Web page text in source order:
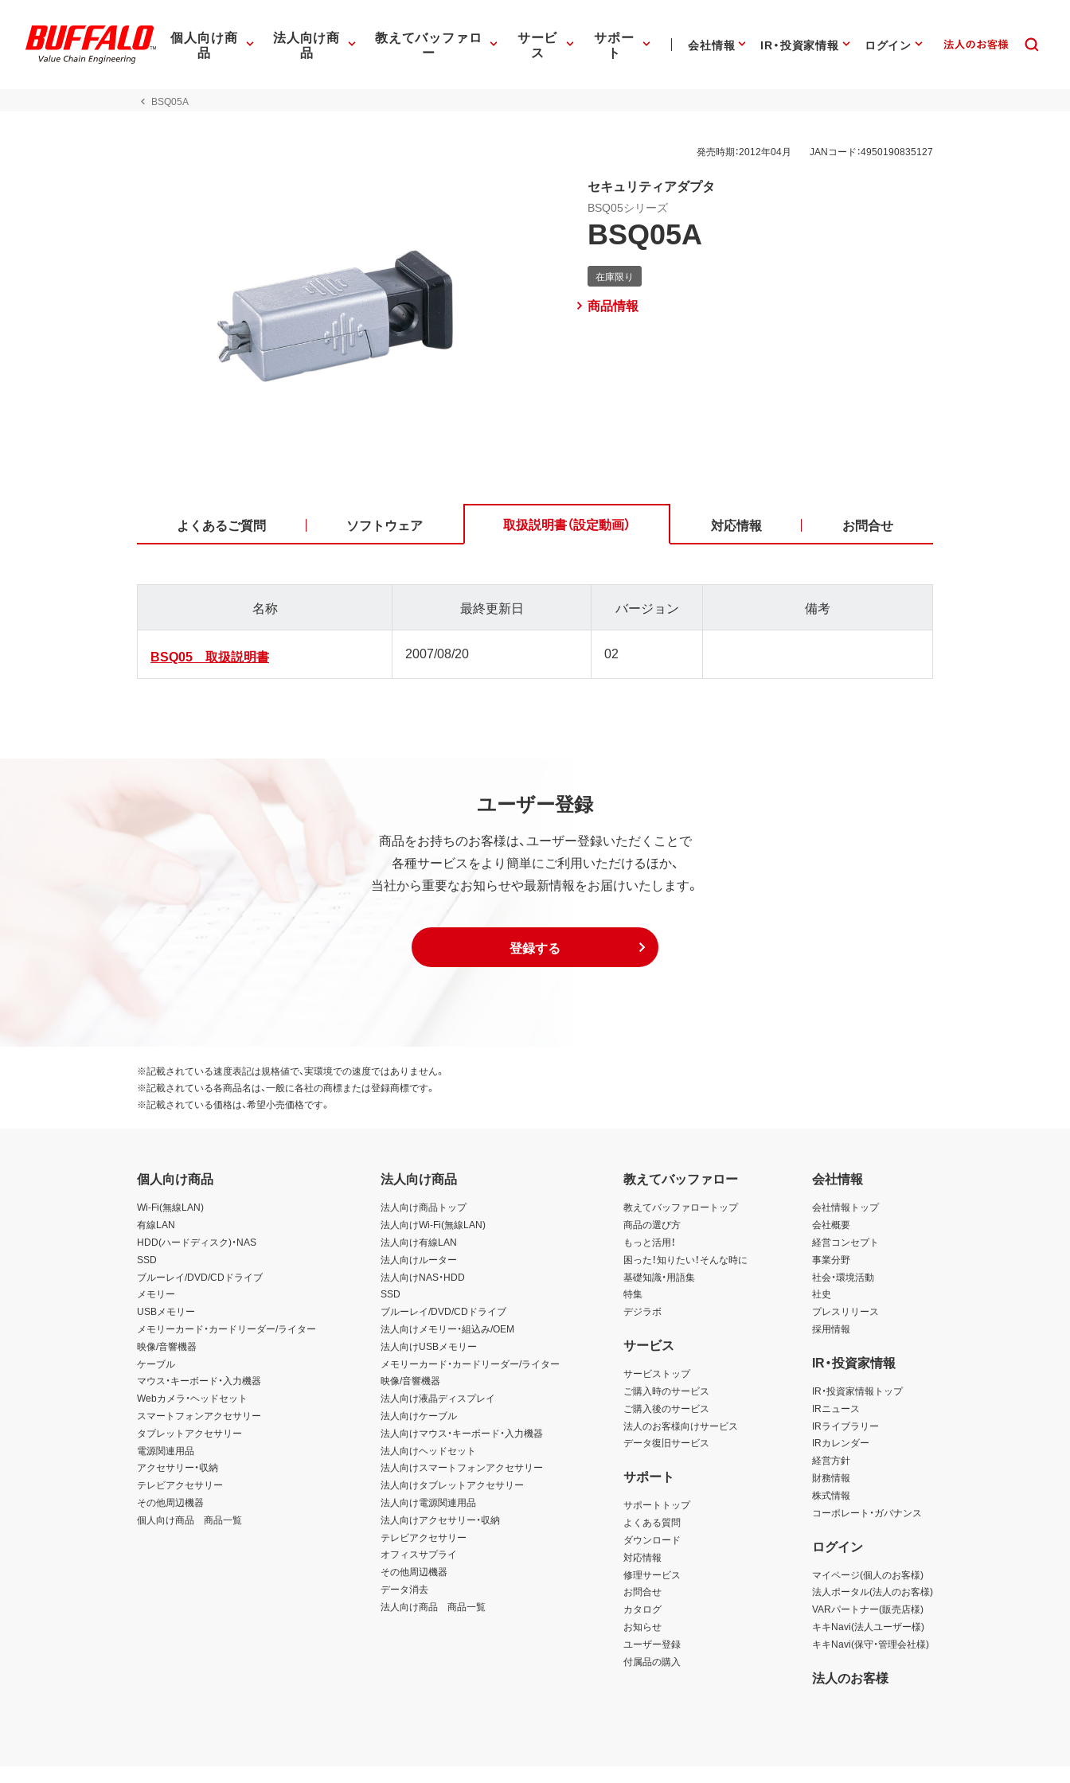
個人向け商
品
法人向け商
品
教えてバッファロ
ー
サービ
ス
サポー
ト 会社情報 IR・投資家情報 ログイン
BSQ05A
発売時期：2012年04月 JANコード：4950190835127
セキュリティアダプタ
BSQ05シリーズ
BSQ05A
商品情報
よくあるご質問 ソフトウェア 取扱説明書（設定動画） 対応情報 お問合せ
名称 最終更新日 バージョン 備考
BSQ05 取扱説明書 2007/08/20 02
ユーザー登録
商品をお持ちのお客様は、ユーザー登録いただくことで
各種サービスをより簡単にご利用いただけるほか、
当社から重要なお知らせや最新情報をお届けいたします。
登録する
※記載されている速度表記は規格値で、実環境での速度ではありません。
※記載されている各商品名は、一般に各社の商標または登録商標です。
※記載されている価格は、希望小売価格です。
個人向け商品
Wi-Fi(無線LAN)
有線LAN
HDD(ハードディスク)・NAS
SSD
ブルーレイ/DVD/CDドライブ
メモリー
USBメモリー
メモリーカード・カードリーダー/ライター
映像/音響機器
ケーブル
マウス・キーボード・入力機器
Webカメラ・ヘッドセット
スマートフォンアクセサリー
タブレットアクセサリー
電源関連用品
アクセサリー・収納
テレビアクセサリー
その他周辺機器
個人向け商品 商品一覧
法人向け商品
法人向け商品トップ
法人向けWi-Fi(無線LAN)
法人向け有線LAN
法人向けルーター
法人向けNAS・HDD
SSD
ブルーレイ/DVD/CDドライブ
法人向けメモリー・組込み/OEM
法人向けUSBメモリー
メモリーカード・カードリーダー/ライター
映像/音響機器
法人向け液晶ディスプレイ
法人向けケーブル
法人向けマウス・キーボード・入力機器
法人向けヘッドセット
法人向けスマートフォンアクセサリー
法人向けタブレットアクセサリー
法人向け電源関連用品
法人向けアクセサリー・収納
テレビアクセサリー
オフィスサプライ
その他周辺機器
データ消去
法人向け商品 商品一覧
教えてバッファロー
教えてバッファロートップ
商品の選び方
もっと活用！
困った！知りたい！そんな時に
基礎知識・用語集
特集
デジラボ
サービス
サービストップ
ご購入時のサービス
ご購入後のサービス
法人のお客様向けサービス
データ復旧サービス
サポート
サポートトップ
よくある質問
ダウンロード
対応情報
修理サービス
お問合せ
カタログ
お知らせ
ユーザー登録
付属品の購入
会社情報
会社情報トップ
会社概要
経営コンセプト
事業分野
社会・環境活動
社史
プレスリリース
採用情報
IR・投資家情報
IR・投資家情報トップ
IRニュース
IRライブラリー
IRカレンダー
経営方針
財務情報
株式情報
コーポレート・ガバナンス
ログイン
マイページ(個人のお客様)
法人ポータル(法人のお客様)
VARパートナー(販売店様)
キキNavi(法人ユーザー様)
キキNavi(保守・管理会社様)
法人のお客様